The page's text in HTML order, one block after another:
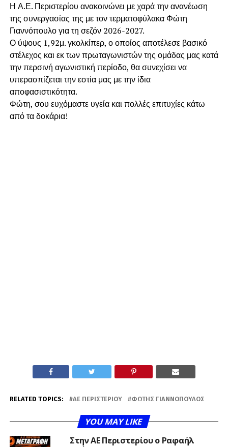
Η Α.Ε. Περιστερίου ανακοινώνει με χαρά την ανανέωση
της συνεργασίας της με τον τερματοφύλακα Φώτη
Γιαννόπουλο για τη σεζόν 2026-2027.
​Ο ύψους 1,92μ. γκολκίπερ, ο οποίος αποτέλεσε βασικό
στέλεχος και εκ των πρωταγωνιστών της ομάδας μας κατά
την περσινή αγωνιστική περίοδο, θα συνεχίσει να
υπερασπίζεται την εστία μας με την ίδια
αποφασιστικότητα.
​Φώτη, σου ευχόμαστε υγεία και πολλές επιτυχίες κάτω
από τα δοκάρια!
RELATED TOPICS: ΑΕ ΠΕΡΙΣΤΕΡΊΟΥ ΦΏΤΗΣ ΓΙΑΝΝΌΠΟΥΛΟΣ
YOU MAY LIKE
Στην ΑΕ Περιστερίου ο Ραφαήλ